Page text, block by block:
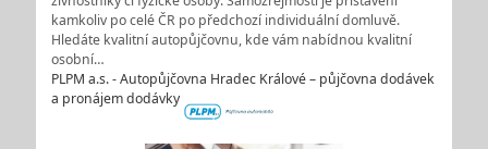
kamkoliv po celé ČR po předchozí individuální domluvě.
Hledáte kvalitní autopůjčovnu, kde vám nabídnou kvalitní
osobní…
PLPM a.s. - Autopůjčovna Hradec Králové – půjčovna dodávek
a pronájem dodávky